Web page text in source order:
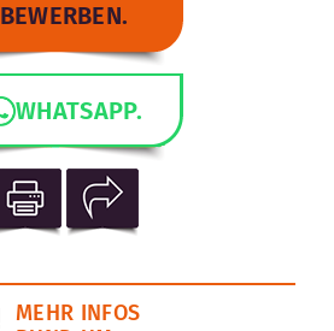
BEWERBEN.
WHATSAPP.
MEHR INFOS